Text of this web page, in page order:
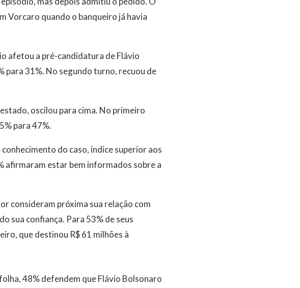
Vorcaro quando o banqueiro já havia
afetou a pré-candidatura de Flávio
para 31%. No segundo turno, recuou de
oscilou para cima. No primeiro
para 47%.
do caso, índice superior aos
afirmaram estar bem informados sobre a
consideram próxima sua relação com
sua confiança. Para 53% de seus
que destinou R$ 61 milhões à
48% defendem que Flávio Bolsonaro